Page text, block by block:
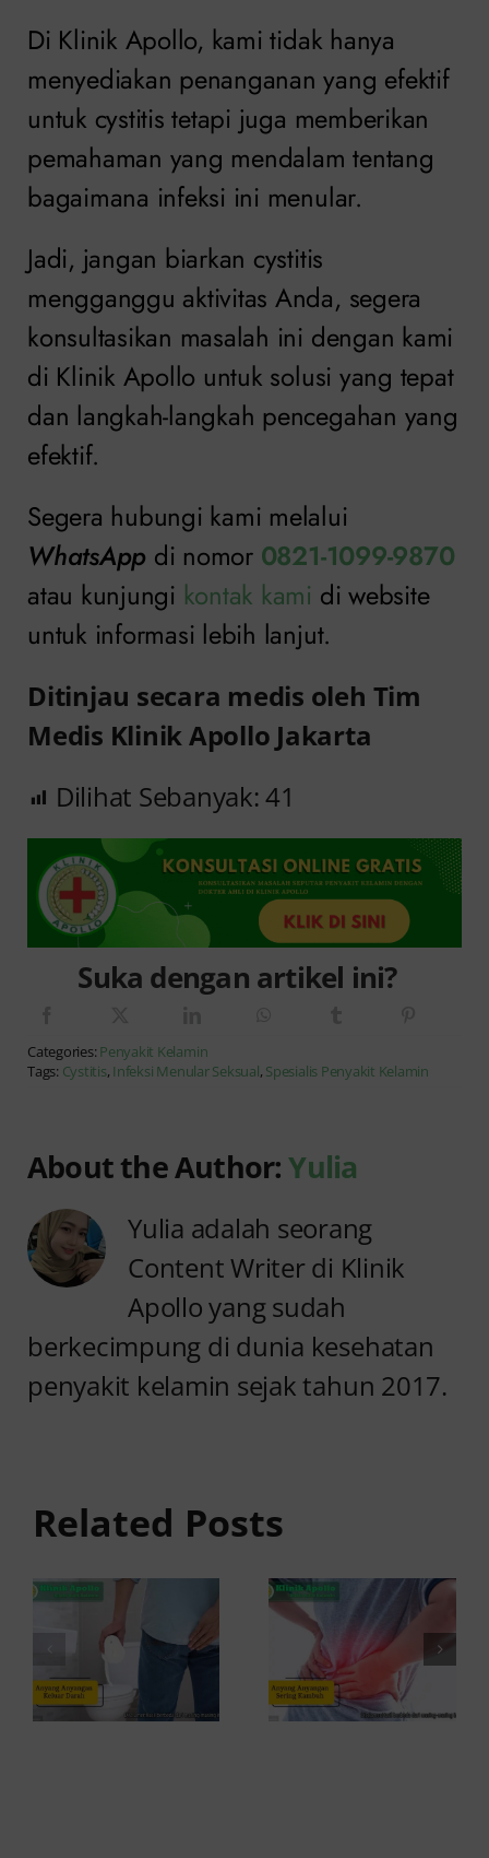
Di Klinik Apollo, kami tidak hanya
menyediakan penanganan yang efektif
untuk cystitis tetapi juga memberikan
pemahaman yang mendalam tentang
bagaimana infeksi ini menular.
Jadi, jangan biarkan cystitis
mengganggu aktivitas Anda, segera
konsultasikan masalah ini dengan kami
di Klinik Apollo untuk solusi yang tepat
dan langkah-langkah pencegahan yang
efektif.
Segera hubungi kami melalui
WhatsApp di nomor 0821-1099-9870
atau kunjungi kontak kami di website
untuk informasi lebih lanjut.
Ditinjau secara medis oleh Tim
Medis Klinik Apollo Jakarta
Dilihat Sebanyak:41
Suka dengan artikel ini?
Categories: Penyakit Kelamin
Tags: Cystitis, Infeksi Menular Seksual, Spesialis Penyakit Kelamin
About the Author:Yulia
Yulia adalah seorang
Content Writer di Klinik
Apollo yang sudah
berkecimpung di dunia kesehatan
penyakit kelamin sejak tahun 2017.
Related Posts
Anyang
Darah:
Penyebab
dan Kapan
ke Dokter
Kambuh
dan Cara
Atasinya